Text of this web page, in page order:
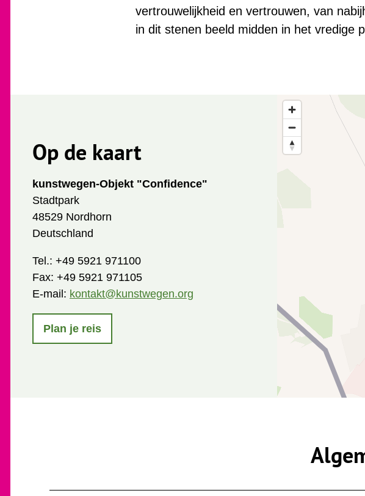
vertrouwelijkheid en vertrouwen, van
in dit stenen beeld midden in het vredige
Op de kaart
kunstwegen-Objekt "Confidence"
Stadtpark
48529 Nordhorn
Deutschland
Tel.: +49 5921 971100
Fax: +49 5921 971105
E-mail: kontakt@kunstwegen.org
Plan je reis